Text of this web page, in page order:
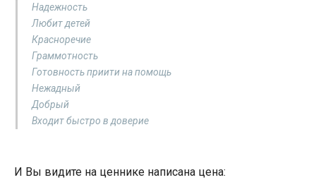
Надежность
Любит детей
Красноречие
Граммотность
Готовность приити на помощь
Нежадный
Добрый
Входит быстро в доверие
И Вы видите на ценнике написана цена: